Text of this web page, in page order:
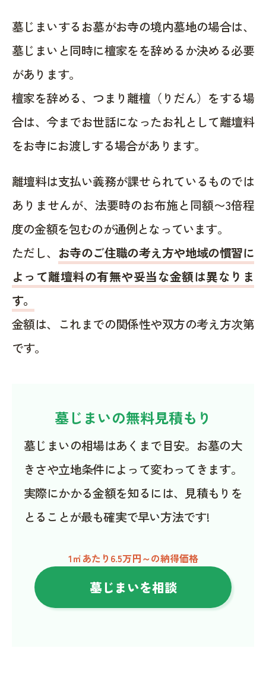
墓じまいするお墓がお寺の境内墓地の場合は、
墓じまいと同時に檀家をを辞めるか決める必要
があります。
檀家を辞める、つまり離檀（りだん）をする場
合は、今までお世話になったお礼として離壇料
をお寺にお渡しする場合があります。
離壇料は支払い義務が課せられているものでは
ありませんが、法要時のお布施と同額〜3倍程
度の金額を包むのが通例となっています。
ただし、 お寺のご住職の考え方や地域の慣習に
よって離壇料の有無や妥当な金額は異なりま
す。
金額は、これまでの関係性や双方の考え方次第
です。
墓じまいの無料見積もり
墓じまいの相場はあくまで目安。お墓の大
きさや立地条件によって変わってきます。
実際にかかる金額を知るには、見積もりを
とることが最も確実で早い方法です!
1㎡あたり6.5万円～の納得価格
墓じまいを相談